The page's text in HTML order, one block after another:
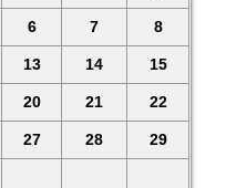
6 7 8
13 14 15
20 21 22
27 28 29